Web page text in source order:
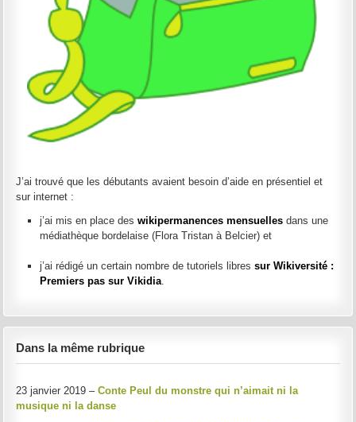
J’ai trouvé que les débutants avaient besoin d’aide en présentiel et
sur internet :
j’ai mis en place deswikipermanences mensuelles dans une
médiathèque bordelaise (Flora Tristan à Belcier) et
j’ai rédigé un certain nombre de tutoriels libressur Wikiversité :
Premiers pas sur Vikidia.
Dans la même rubrique
23 janvier 2019 –Conte Peul du monstre qui n’aimait ni la
musique ni la danse